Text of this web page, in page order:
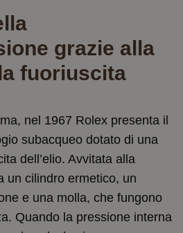
grazie alla
fuoriuscita
nel 1967 Rolex presenta il
subacqueo dotato di una
dell’elio. Avvitata alla
un cilindro ermetico, un
e una molla, che fungono
Quando la pressione interna